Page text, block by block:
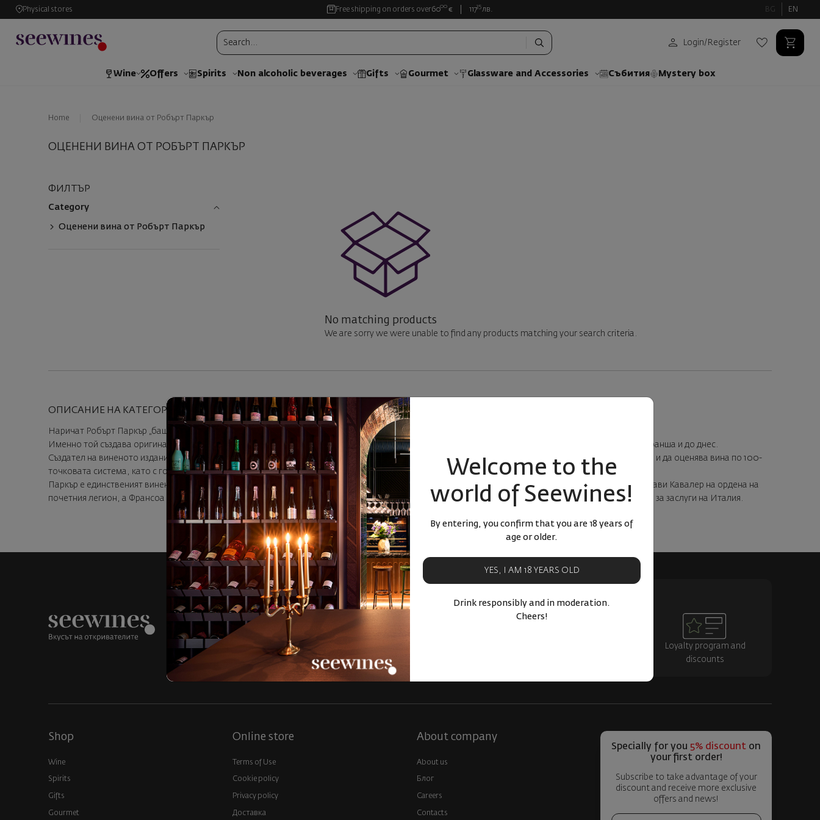
Physical stores Free shipping on orders over6000 € 11735 лв. BG EN
Login/ Register
Wine Offers Spirits Non alcoholic beverages Gifts Gourmet Glassware and Аccessories Събития Mystery box
Home Оценени вина от Робърт Паркър
ОЦЕНЕНИ ВИНА ОТ РОБЪРТ ПАРКЪР
ФИЛТЪР
Category
Оценени вина от Робърт Паркър
No matching products
We are sorry we were unable to find any products matching your search criteria.
ОПИСАНИЕ НА КАТЕГОРИЯТА
Наричат Робърт Паркър „бащата на съвременната винена критика“.
Именно той създава оригиналната 100-точкова система за оценяване на виното още с първия брой на The Wine Advocate и тя остава стандарт за бранша и до днес.
Създател на виненото издание The Wine Advocate, от 1979 година той се отказва от кариерата си на адвокат и се посвещава на това да пише ревюта и да оценява вина по 100-
точковата система, като с годините става всепризнат експерт за вината на Бордо.
Паркър е единственият винен автор и критик в историята, удостоен с почести от двама френски президенти и от един италиански: Жак Ширак го прави Кавалер на ордена на
почетния легион, а Франсоа Митеран – Кавалер на националния орден за особени заслуги. През 2002 Паркър става и рицар на Националния орден за заслуги на Италия.
Welcome to the
world of Seewines!
By entering, you confirm that you are 18 years of
age or older.
YES, I AM 18 YEARS OLD
Drink responsibly and in moderation.
Cheers!
Over 1300 wines from
around the world
Physical stores and events
Loyalty program and
discounts
Shop
Wine
Spirits
Gifts
Gourmet
Online store
Terms of Use
Cookie policy
Privacy policy
Доставка
About company
About us
Блог
Careers
Contacts
Specially for you 5% discount on
your first order!
Subscribe to take advantage of your
discount and receive more exclusive
offers and news!